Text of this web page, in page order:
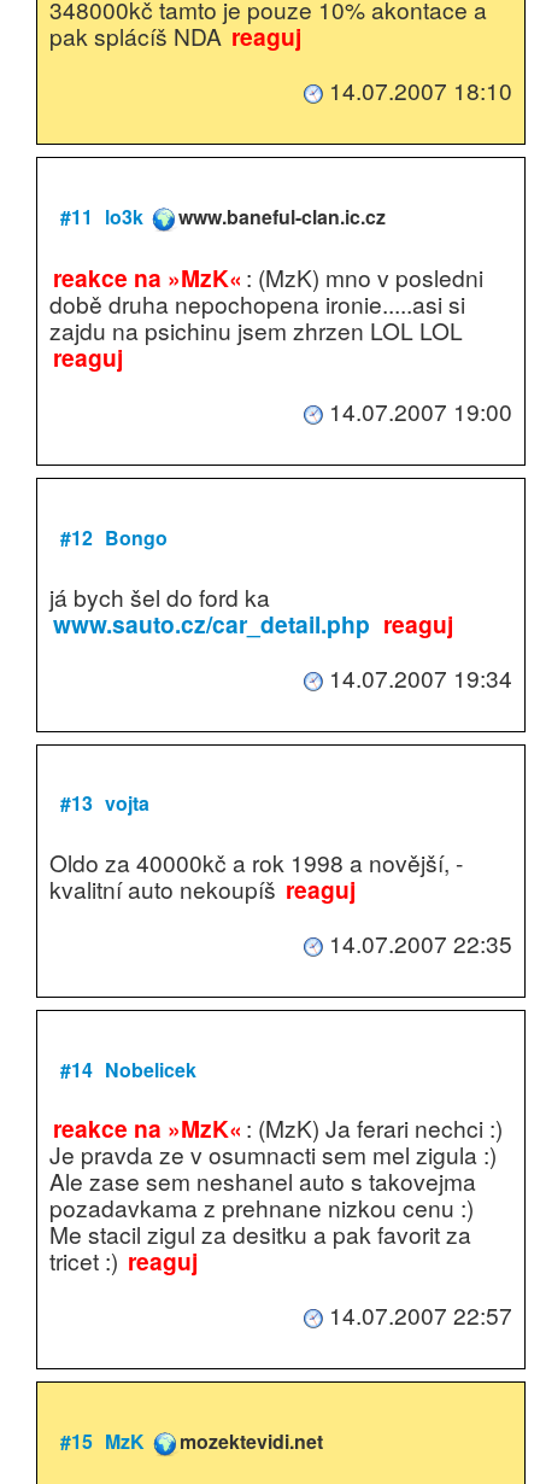
348000kč tamto je pouze 10% akontace a
pak splácíš NDA reaguj
14.07.2007 18:10
#11 lo3k www.baneful-clan.ic.cz
reakce na »MzK« : (MzK) mno v posledni
době druha nepochopena ironie.....asi si
zajdu na psichinu jsem zhrzen LOL LOL
reaguj
14.07.2007 19:00
#12 Bongo
já bych šel do ford ka
www.sauto.cz/car_detail.php reaguj
14.07.2007 19:34
#13 vojta
Oldo za 40000kč a rok 1998 a novější, -
kvalitní auto nekoupíš reaguj
14.07.2007 22:35
#14 Nobelicek
reakce na »MzK« : (MzK) Ja ferari nechci :)
Je pravda ze v osumnacti sem mel zigula :)
Ale zase sem neshanel auto s takovejma
pozadavkama z prehnane nizkou cenu :)
Me stacil zigul za desitku a pak favorit za
tricet :) reaguj
14.07.2007 22:57
#15 MzK mozektevidi.net